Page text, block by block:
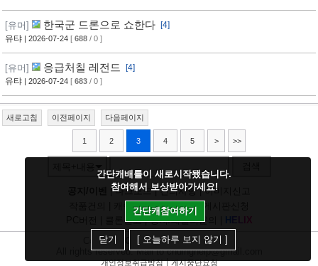
[유머] 한국군 드론으로 쇼한다
[4]
유탸 | 2026-07-24 [ 688 / 0 ]
[유머] 응급처칠 레전드
[4]
유탸 | 2026-07-24 [ 683 / 0 ]
새로고침 이전페이지 다음페이지
1 2 3 4 5 > >>
|다크모드|건의사항|이미지신고
캐릭건의|기타디비|
클론신고|정지/패널티문의 H
X
Copyright
CHUINGCommunications.
All rights reserved. Mail to chuinghelp@gmail.com
개인정보취급방침|게시중단요청
간단캐배틀이 새로시작됐습니다.
참여해서 보상받아가세요!
간단캐참여하기
닫기 [ 오늘하루 보지 않기 ]